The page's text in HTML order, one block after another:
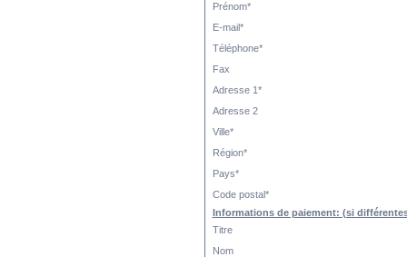
Prénom*
E-mail*
Téléphone*
Fax
Adresse 1*
Adresse 2
Ville*
Région*
Pays*
Code postal*
Informations de paiement: (si
Titre
Nom